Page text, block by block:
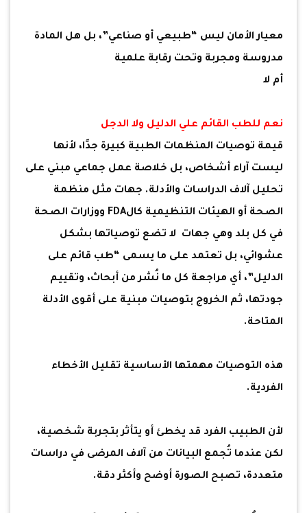
معيار الأمان ليس “طبيعي أو صناعي”، بل هل المادة
مدروسة ومجربة وتحت رقابة علمية
أم لا
نعم للطب القائم علي الدليل ولا الدجل
قيمة توصيات المنظمات الطبية كبيرة جدًا، لأنها
ليست آراء أشخاص، بل خلاصة عمل جماعي مبني على
تحليل آلاف الدراسات والأدلة. جهات مثل منظمة
الصحة أو الهيئات التنظيمية كالFDA ووزارات الصحة
في كل بلد وهي جهات لا تضع توصياتها بشكل
عشوائي، بل تعتمد على ما يسمى “طب قائم على
الدليل”، أي مراجعة كل ما نُشر من أبحاث، وتقييم
جودتها، ثم الخروج بتوصيات مبنية على أقوى الأدلة
المتاحة.
هذه التوصيات مهمتها الأساسية تقليل الأخطاء
الفردية.
لأن الطبيب الفرد قد يخطئ أو يتأثر بتجربة شخصية،
لكن عندما تُجمع البيانات من آلاف المرضى في دراسات
متعددة، تصبح الصورة أوضح وأكثر دقة.